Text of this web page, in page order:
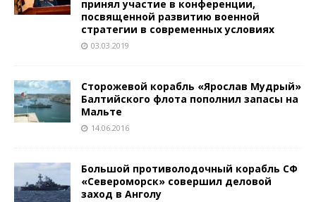
принял участие в конференции,
посвященной развитию военной
стратегии в современных условиях
03.03.2019
Сторожевой корабль «Ярослав Мудрый»
Балтийского флота пополнил запасы на
Мальте
14.06.2016
Большой противолодочный корабль СФ
«Североморск» совершил деловой
заход в Анголу